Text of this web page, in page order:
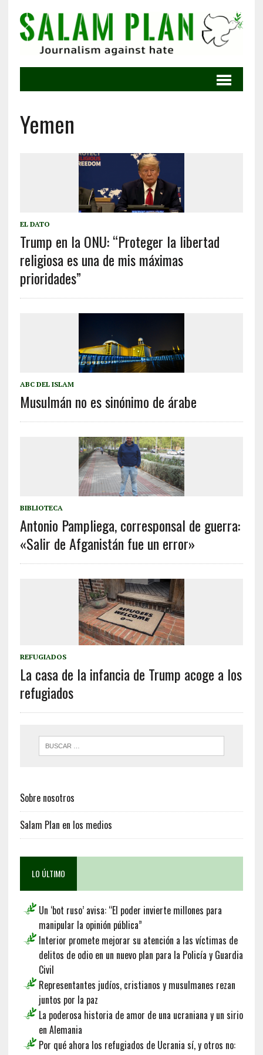
Yemen
EL DATO
Trump en la ONU: “Proteger la libertad
religiosa es una de mis máximas
prioridades”
ABC DEL ISLAM
Musulmán no es sinónimo de árabe
BIBLIOTECA
Antonio Pampliega, corresponsal de guerra:
«Salir de Afganistán fue un error»
REFUGIADOS
La casa de la infancia de Trump acoge a los
refugiados
Sobre nosotros
Salam Plan en los medios
LO ÚLTIMO
Un ‘bot ruso’ avisa: “El poder invierte millones para
manipular la opinión pública”
Interior promete mejorar su atención a las víctimas de
delitos de odio en un nuevo plan para la Policía y Guardia
Civil
Representantes judíos, cristianos y musulmanes rezan
juntos por la paz
La poderosa historia de amor de una ucraniana y un sirio
en Alemania
Por qué ahora los refugiados de Ucrania sí, y otros no: